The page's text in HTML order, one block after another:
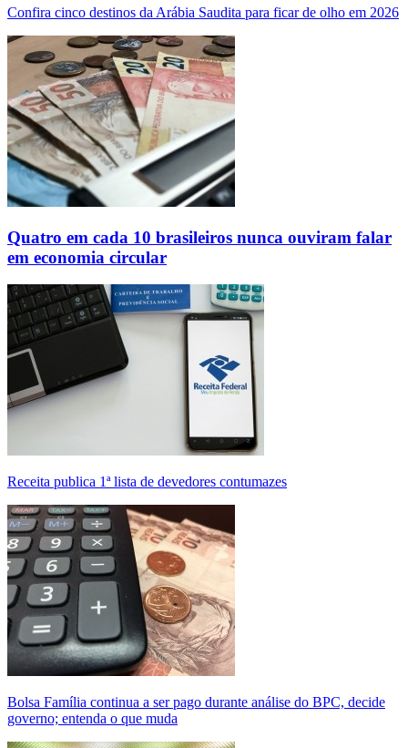
Confira cinco destinos da Arábia Saudita para ficar de olho em 2026
Quatro em cada 10 brasileiros nunca ouviram falar
em economia circular
Receita publica 1ª lista de devedores contumazes
Bolsa Família continua a ser pago durante análise do BPC, decide
governo; entenda o que muda